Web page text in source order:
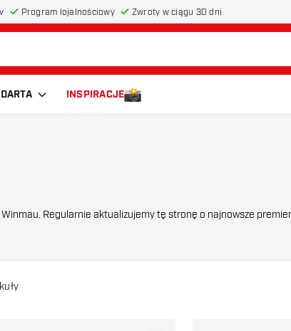
Program lojalnościowy Zwroty w ciągu 30 dni
INSPIRACJE
Regularnie aktualizujemy tę stronę o najnowsze